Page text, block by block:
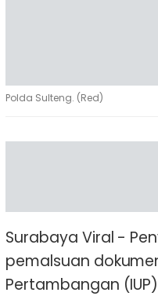
Polda Sulteng. (Red)
Surabaya Viral -
pemalsuan
Pertambangan